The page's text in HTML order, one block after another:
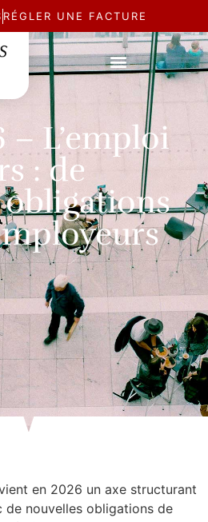
RÉGLER UNE FACTURE
– L’emploi
: de
en 2026 un axe structurant
nouvelles obligations de